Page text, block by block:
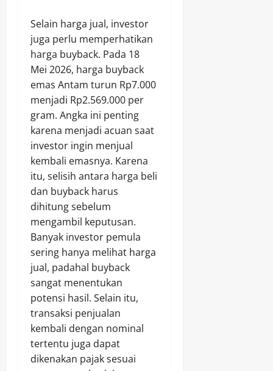
Selain harga jual, investor
juga perlu memperhatikan
harga buyback. Pada 18
Mei 2026, harga buyback
emas Antam turun Rp7.000
menjadi Rp2.569.000 per
gram. Angka ini penting
karena menjadi acuan saat
investor ingin menjual
kembali emasnya. Karena
itu, selisih antara harga beli
dan buyback harus
dihitung sebelum
mengambil keputusan.
Banyak investor pemula
sering hanya melihat harga
jual, padahal buyback
sangat menentukan
potensi hasil. Selain itu,
transaksi penjualan
kembali dengan nominal
tertentu juga dapat
dikenakan pajak sesuai